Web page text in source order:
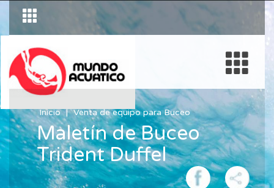
Inicio Venta de equipo para Buceo
Maletín de Buceo
Trident Duffel